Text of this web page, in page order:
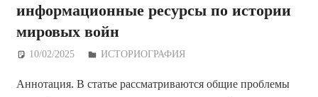
информационные ресурсы по истории
мировых войн
10/02/2025 Дежурный по Редакции
ИСТОРИОГРАФИЯ
Аннотация. В статье рассматриваются общие проблемы